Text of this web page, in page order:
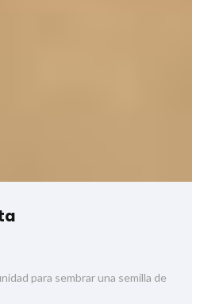
para sembrar una semilla de